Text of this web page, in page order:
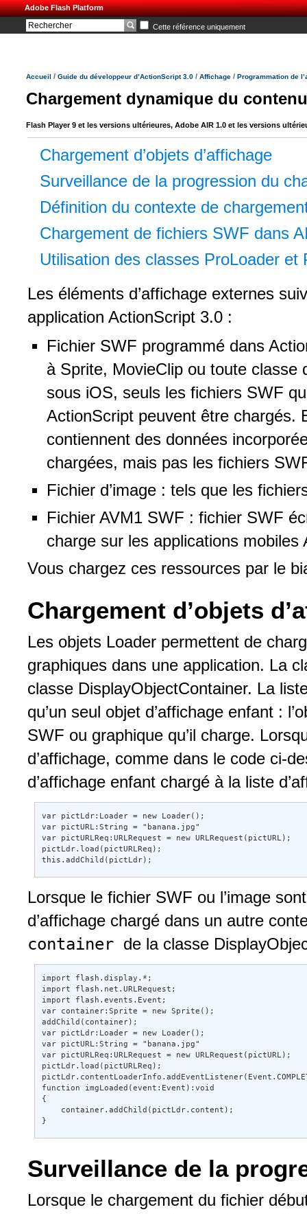
Adobe Flash Platform
Cette référence uniquement
Accueil / Guide du développeur d’ActionScript 3.0 / Affichage / Programmation de
Chargement dynamique du
Flash Player 9 et les versions ultérieures, Adobe AIR 1.0 et les versions
Chargement d’objets d’affichage
Surveillance de la progression du
Définition du contexte de
Chargement de fichiers SWF dans
Utilisation des classes ProLoader et
Les éléments d’affichage externes
application ActionScript 3.0 :
Fichier SWF programmé dans
à Sprite, MovieClip ou toute classe
sous iOS, seuls les fichiers SWF
ActionScript peuvent être chargés.
contiennent des données
chargées, mais pas les fichiers
Fichier d’image : tels que les
Fichier AVM1 SWF : fichier SWF
charge sur les applications mobiles
Vous chargez ces ressources par le
Chargement d’objets
Les objets Loader permettent de
graphiques dans une application. La
classe DisplayObjectContainer. La
qu’un seul objet d’affichage enfant :
SWF ou graphique qu’il charge.
d’affichage, comme dans le code ci-
d’affichage enfant chargé à la liste
var pictLdr:Loader = new Loader();
var pictURL:String = "banana.jpg"
var pictURLReq:URLRequest = new URLRequest(pictURL);
pictLdr.load(pictURLReq);
this.addChild(pictLdr);
Lorsque le fichier SWF ou l’image
d’affichage chargé dans un autre
container de la classe
import flash.display.*;
import flash.net.URLRequest;
import flash.events.Event;
var container:Sprite = new Sprite();
addChild(container);
var pictLdr:Loader = new Loader();
var pictURL:String = "banana.jpg"
var pictURLReq:URLRequest = new URLRequest(pictURL);
pictLdr.load(pictURLReq);
function imgLoaded(event:Event):void
{
    container.addChild(pictLdr.content);
}
Surveillance de la
Lorsque le chargement du fichier